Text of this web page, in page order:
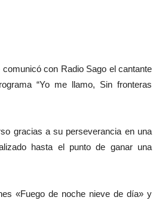
con Radio Sago el cantante
“Yo me llamo, Sin fronteras
gracias a su perseverancia en una
hasta el punto de ganar una
«Fuego de noche nieve de día» y